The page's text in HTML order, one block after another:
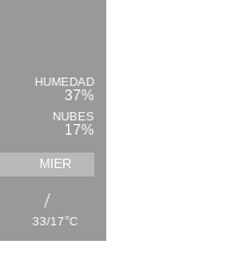
HUMEDAD
37%
NUBES
17%
MIER
33/17°C